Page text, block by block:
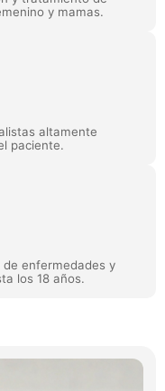
y mamas.
altamente
paciente.
enfermedades y
los 18 años.